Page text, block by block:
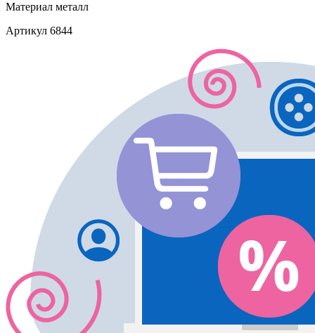
Материал металл
Артикул 6844